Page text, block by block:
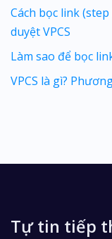
Cách bọc link
duyệt VPCS
Làm sao để bọc
VPCS là gì?
Tự tin tiếp